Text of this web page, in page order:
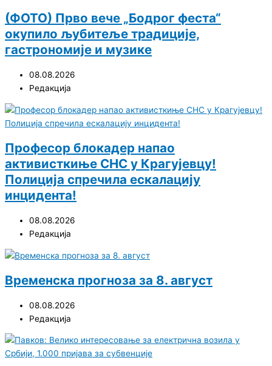
(ФОТО) Прво вече „Бодрог феста“
окупило љубитеље традиције,
гастрономије и музике
08.08.2026
Редакција
Професор блокадер напао
активисткиње СНС у Крагујевцу!
Полиција спречила ескалацију
инцидента!
08.08.2026
Редакција
Временска прогноза за 8. август
08.08.2026
Редакција